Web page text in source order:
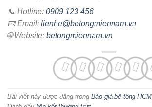
📞 Hotline: 0909 123 456
📧 Email: lienhe@betongmiennam.vn
🌐 Website: betongmiennam.vn
Bài viết này được đăng trong Báo giá bê tông HCM